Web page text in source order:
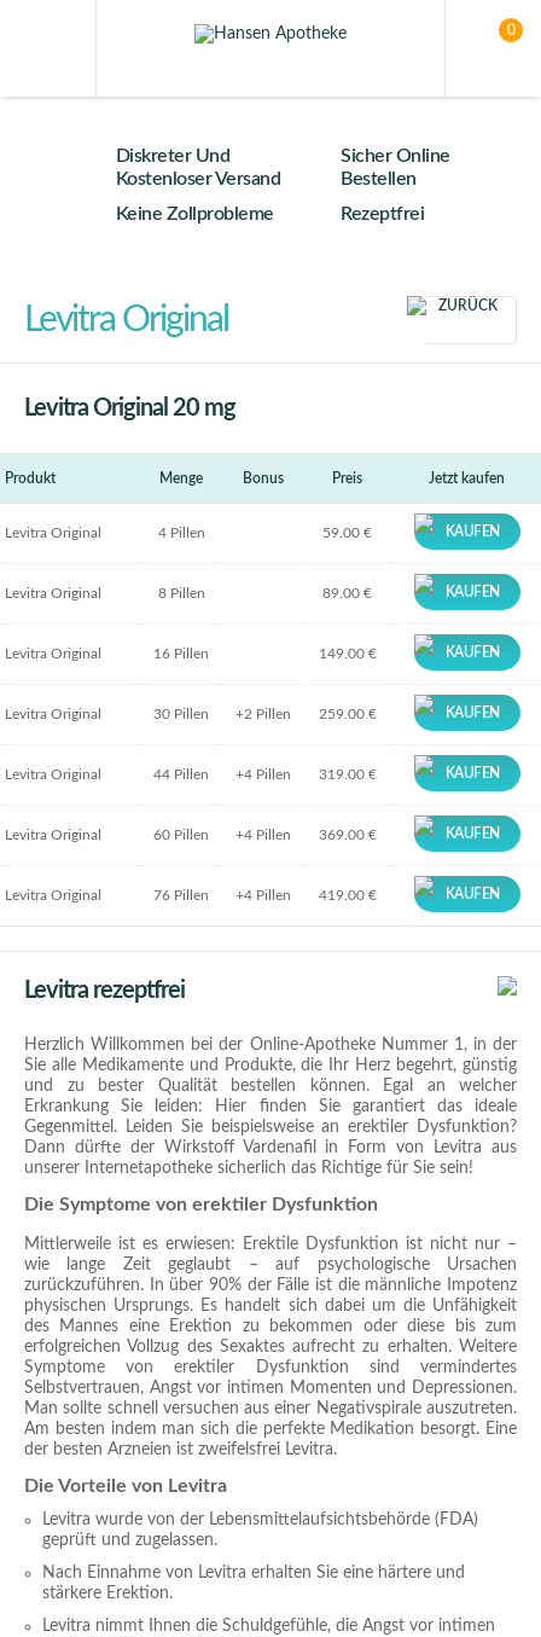
0
Diskreter Und
Kostenloser Versand
Keine Zollprobleme
Sicher Online
Bestellen
Rezeptfrei
ZURÜCK
Levitra Original
Levitra Original 20 mg
Produkt Menge Bonus Preis Jetzt kaufen
Levitra Original 4 Pillen 59.00 € KAUFEN
Levitra Original 8 Pillen 89.00 € KAUFEN
Levitra Original 16 Pillen 149.00 € KAUFEN
Levitra Original 30 Pillen +2 Pillen 259.00 € KAUFEN
Levitra Original 44 Pillen +4 Pillen 319.00 € KAUFEN
Levitra Original 60 Pillen +4 Pillen 369.00 € KAUFEN
Levitra Original 76 Pillen +4 Pillen 419.00 € KAUFEN
Levitra rezeptfrei
Herzlich Willkommen bei der Online-Apotheke Nummer 1, in der
Sie alle Medikamente und Produkte, die Ihr Herz begehrt, günstig
und zu bester Qualität bestellen können. Egal an welcher
Erkrankung Sie leiden: Hier finden Sie garantiert das ideale
Gegenmittel. Leiden Sie beispielsweise an erektiler Dysfunktion?
Dann dürfte der Wirkstoff Vardenafil in Form von Levitra aus
unserer Internetapotheke sicherlich das Richtige für Sie sein!
Die Symptome von erektiler Dysfunktion
Mittlerweile ist es erwiesen: Erektile Dysfunktion ist nicht nur –
wie lange Zeit geglaubt – auf psychologische Ursachen
zurückzuführen. In über 90% der Fälle ist die männliche Impotenz
physischen Ursprungs. Es handelt sich dabei um die Unfähigkeit
des Mannes eine Erektion zu bekommen oder diese bis zum
erfolgreichen Vollzug des Sexaktes aufrecht zu erhalten. Weitere
Symptome von erektiler Dysfunktion sind vermindertes
Selbstvertrauen, Angst vor intimen Momenten und Depressionen.
Man sollte schnell versuchen aus einer Negativspirale auszutreten.
Am besten indem man sich die perfekte Medikation besorgt. Eine
der besten Arzneien ist zweifelsfrei Levitra.
Die Vorteile von Levitra
Levitra wurde von der Lebensmittelaufsichtsbehörde (FDA)
geprüft und zugelassen.
Nach Einnahme von Levitra erhalten Sie eine härtere und
stärkere Erektion.
Levitra nimmt Ihnen die Schuldgefühle, die Angst vor intimen